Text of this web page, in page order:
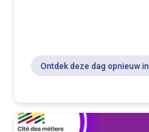
Ontdek deze dag opnieuw